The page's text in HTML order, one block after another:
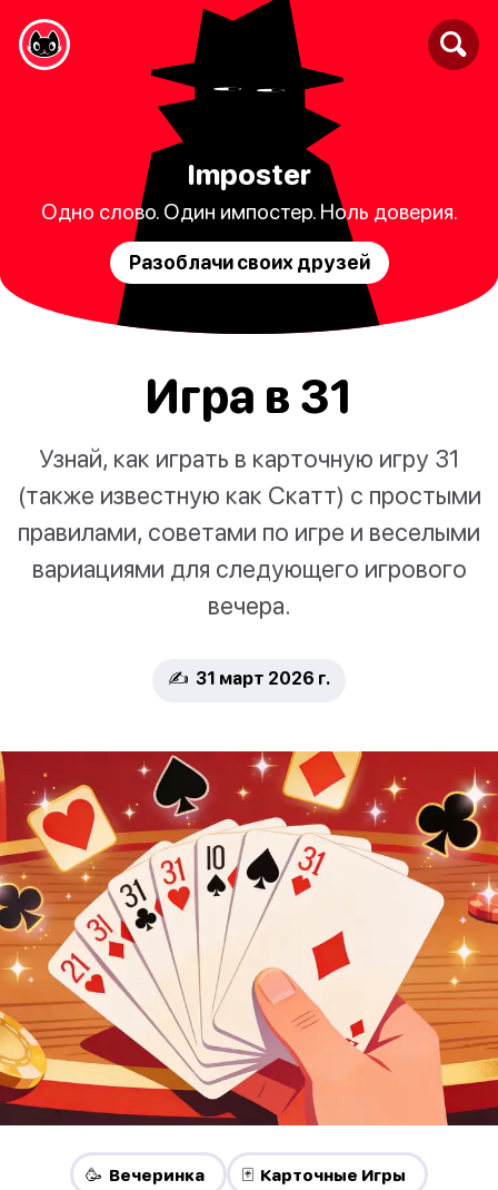
Imposter
Одно слово. Один импостер. Ноль доверия.
Разоблачи своих друзей
Игра в 31
Узнай, как играть в карточную игру 31
(также известную как Скатт) с простыми
правилами, советами по игре и веселыми
вариациями для следующего игрового
вечера.
✍️ 31 март 2026 г.
🥳 Вечеринка 🃏 Карточные Игры